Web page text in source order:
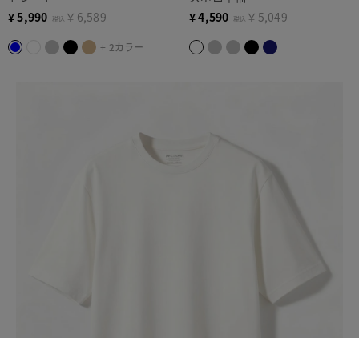
¥5,990 税込 ￥6,589
+ 2カラー
¥4,590 税込 ￥5,049